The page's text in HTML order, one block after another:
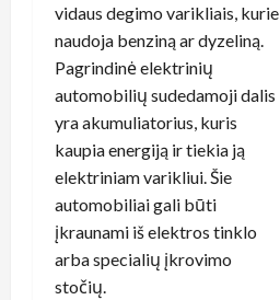
vidaus degimo varikliais, kurie
naudoja benziną ar dyzeliną.
Pagrindinė elektrinių
automobilių sudedamoji dalis
yra akumuliatorius, kuris
kaupia energiją ir tiekia ją
elektriniam varikliui. Šie
automobiliai gali būti
įkraunami iš elektros tinklo
arba specialių įkrovimo
stočių.